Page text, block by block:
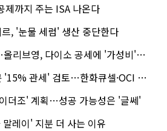
제까지 주는 ISA 나온다
르, '눈물 세럼' 생산 중단한다
브영, 다이소 공세에 '가성비'로 맞불
관세' 검토…한화큐셀·OCI 영향은?
더조' 계획…성공 가능성은 '글쎄'
레이' 지분 더 사는 이유